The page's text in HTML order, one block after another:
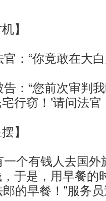
】
：“你竟敢在大
：“您前次审判我
宅行窃！’请问法
】
个有钱人去国外
于是，用早餐的
郎的早餐！”服务